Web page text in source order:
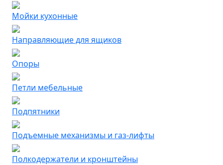
Мойки кухонные
Направляющие для ящиков
Опоры
Петли мебельные
Подпятники
Подъемные механизмы и газ-лифты
Полкодержатели и кронштейны